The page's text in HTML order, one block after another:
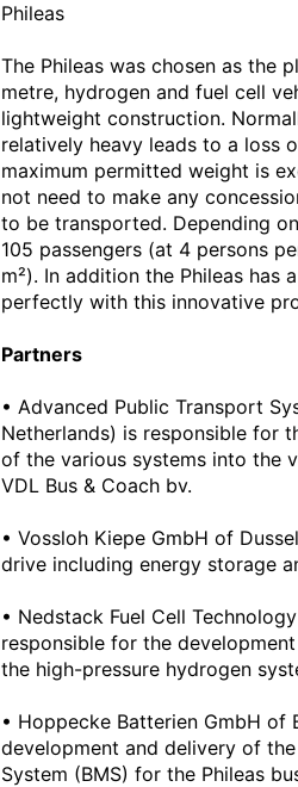
Phileas
The Phileas was chosen as the
metre, hydrogen and fuel cell
lightweight construction.
relatively heavy leads to a loss
maximum permitted weight is
not need to make any
to be transported. Depending
105 passengers (at 4 persons
m²). In addition the Phileas
perfectly with this innovative
Partners
• Advanced Public Transport
Netherlands) is responsible for
of the various systems into the
VDL Bus & Coach bv.
• Vossloh Kiepe GmbH of
drive including energy storage
• Nedstack Fuel Cell
responsible for the
the high-pressure hydrogen
• Hoppecke Batterien GmbH of
development and delivery of
System (BMS) for the Phileas